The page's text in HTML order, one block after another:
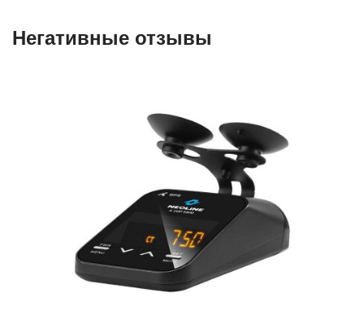
Негативные отзывы